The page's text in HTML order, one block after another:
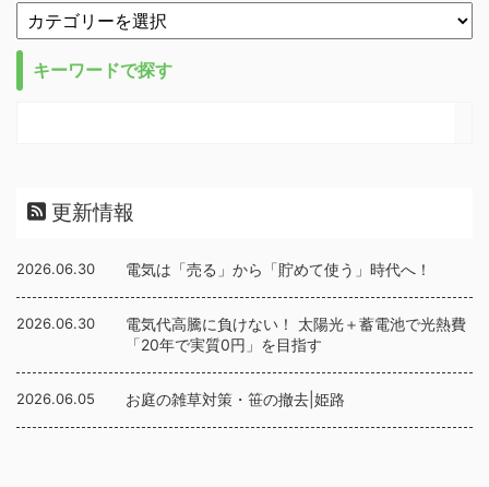
キーワードで探す
更新情報
2026.06.30 電気は「売る」から「貯めて使う」時代へ！
2026.06.30
電気代高騰に負けない！ 太陽光＋蓄電池で光熱費
「20年で実質0円」を目指す
2026.06.05 お庭の雑草対策・笹の撤去|姫路